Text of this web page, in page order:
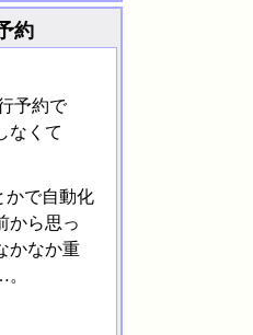
約
予約で
なくて
かで自動化
から思っ
かなか重